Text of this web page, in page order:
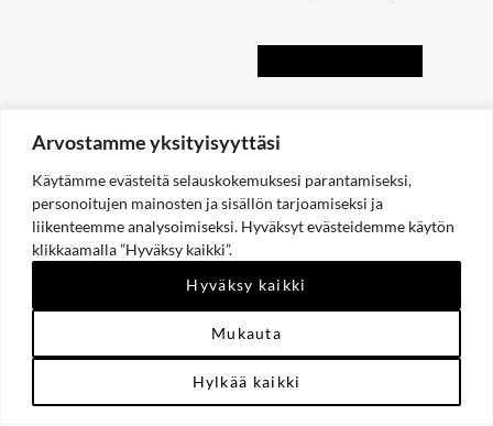
Arvostamme yksityisyyttäsi
Käytämme evästeitä selauskokemuksesi parantamiseksi,
personoitujen mainosten ja sisällön tarjoamiseksi ja
liikenteemme analysoimiseksi. Hyväksyt evästeidemme käytön
klikkaamalla ”Hyväksy kaikki”.
Mukauta
Hylkää kaikki
Hyväksy kaikki
2025 © Rubic HR Finland | Kaikki oikeudet pidätetään |